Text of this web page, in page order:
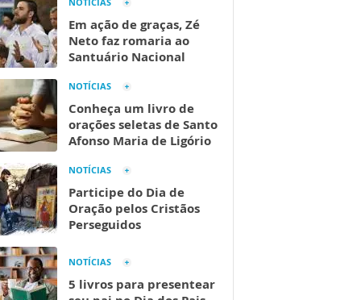
Em ação de graças, Zé
Neto faz romaria ao
Santuário Nacional
NOTÍCIAS
Conheça um livro de
orações seletas de Santo
Afonso Maria de Ligório
NOTÍCIAS
Participe do Dia de
Oração pelos Cristãos
Perseguidos
NOTÍCIAS
5 livros para presentear